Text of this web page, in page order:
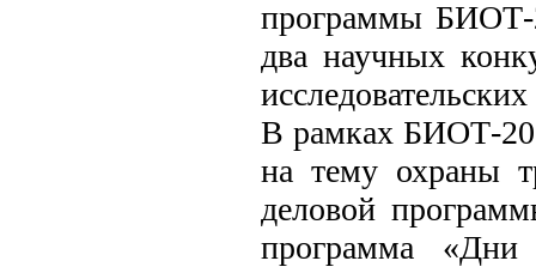
программы БИОТ-
два научных
В рамках БИОТ-
на тему охраны
деловой
программа